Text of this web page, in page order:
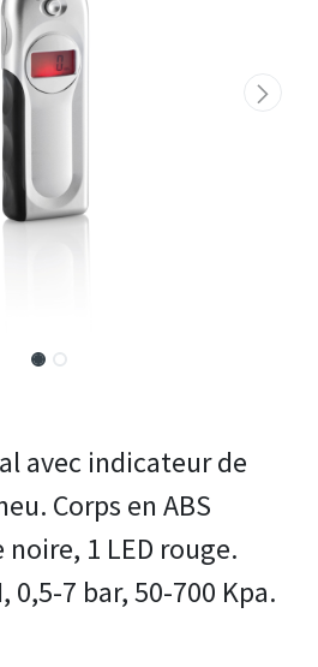
avec indicateur de
Corps en ABS
1 LED rouge.
0,5-7 bar, 50-700 Kpa.